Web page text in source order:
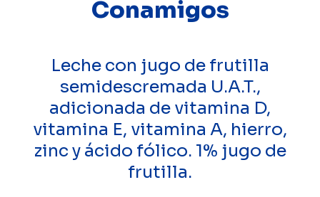
Conamigos
Leche con jugo de frutilla
semidescremada U.A.T.,
adicionada de vitamina D,
vitamina E, vitamina A, hierro,
zinc y ácido fólico. 1% jugo de
frutilla.